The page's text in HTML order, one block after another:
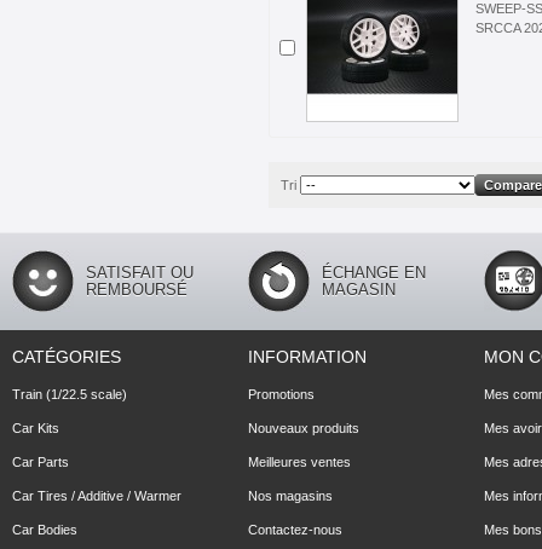
SWEEP-
SRCCA
Tri
SATISFAIT OU
REMBOURSÉ
ÉCHANGE EN
MAGASIN
CATÉGORIES
Train (1/22.5 scale)
Car Kits
Car Parts
Car Tires / Additive / Warmer
Car Bodies
INFORMATION
Promotions
Nouveaux produits
Meilleures ventes
Nos magasins
Contactez-nous
MON
Mes
Mes
Mes
Mes
Mes